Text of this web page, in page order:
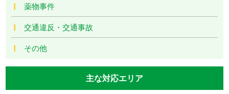
薬物事件
交通違反・交通事故
その他
主な対応エリア